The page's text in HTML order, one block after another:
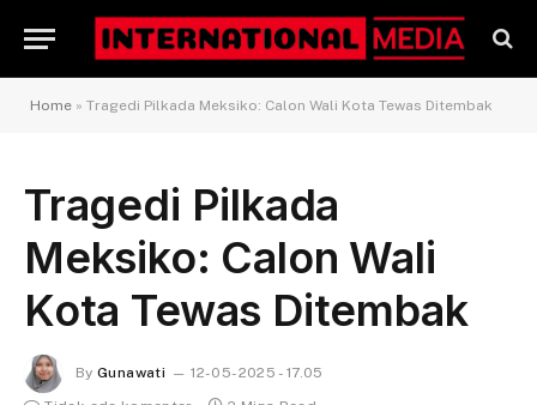
Home » Tragedi Pilkada Meksiko: Calon Wali Kota Tewas Ditembak
Tragedi Pilkada
Meksiko: Calon Wali
Kota Tewas Ditembak
By Gunawati
12-05-2025 - 17.05